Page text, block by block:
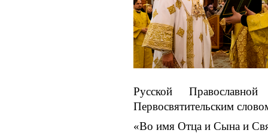
Русской
Первосвятительским
«Во имя Отца и Сына и